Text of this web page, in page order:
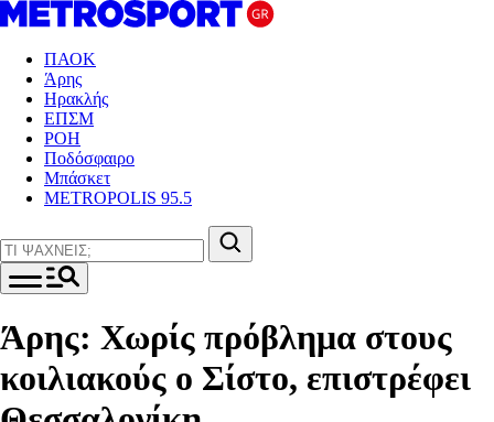
ΠΑΟΚ
Άρης
Ηρακλής
ΕΠΣΜ
ΡΟΗ
Ποδόσφαιρο
Μπάσκετ
METROPOLIS 95.5
Άρης: Χωρίς πρόβλημα στους
κοιλιακούς ο Σίστο, επιστρέφει